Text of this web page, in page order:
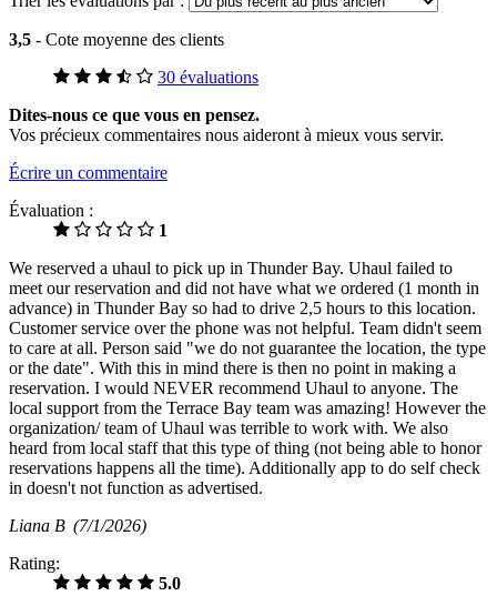
3,5 - Cote moyenne des clients
30 évaluations
Dites-nous ce que vous en pensez.
Vos précieux commentaires nous aideront à mieux vous servir.
Écrire un commentaire
Évaluation :
1
We reserved a uhaul to pick up in Thunder Bay. Uhaul failed to
meet our reservation and did not have what we ordered (1 month in
advance) in Thunder Bay so had to drive 2,5 hours to this location.
Customer service over the phone was not helpful. Team didn't seem
to care at all. Person said "we do not guarantee the location, the type
or the date". With this in mind there is then no point in making a
reservation. I would NEVER recommend Uhaul to anyone. The
local support from the Terrace Bay team was amazing! However the
organization/ team of Uhaul was terrible to work with. We also
heard from local staff that this type of thing (not being able to honor
reservations happens all the time). Additionally app to do self check
in doesn't not function as advertised.
Liana B (7/1/2026)
Rating:
5.0